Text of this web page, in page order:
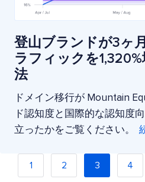
登山ブランドが3ヶ
ラフィックを
法
ドメイン移行が Mountain
ド認知度と国際的な認知度
立ったかをご覧ください。
1 2 3 4